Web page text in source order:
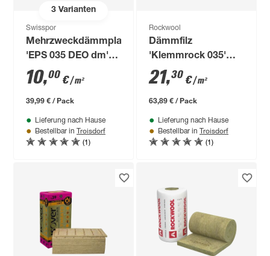
3Varianten
Swisspor
Mehrzweckdämmplatte
'EPS 035 DEO dm'
1000 x 500 x 60 mm
10,00 €/ m²
39,99 € / Pack
Lieferung nach Hause
Bestellbar in Troisdorf
(1)
Rockwool
Dämmfilz
'Klemmrock 035'
300 x 100 x 16 cm
21,30 €/ m²
63,89 € / Pack
Lieferung nach Hause
Bestellbar in Troisdorf
(1)